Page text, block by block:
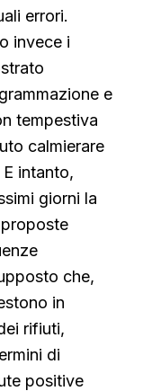
errori.
invece i
e
tempestiva
calmierare
intanto,
giorni la
che,
in
rifiuti,
di
positive